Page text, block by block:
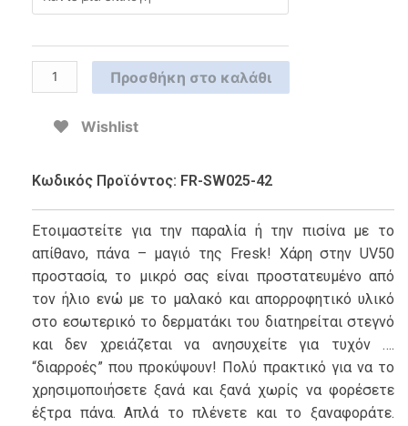
Προσθήκη στο καλάθι
Wishlist
Κωδικός Προϊόντος: FR-SW025-42
Ετοιμαστείτε για την παραλία ή την πισίνα με το
απίθανο, πάνα – μαγιό της Fresk! Χάρη στην UV50
προστασία, το μικρό σας είναι προστατευμένο από
τον ήλιο ενώ με το μαλακό και απορροφητικό υλικό
στο εσωτερικό το δερματάκι του διατηρείται στεγνό
και δεν χρειάζεται να ανησυχείτε για τυχόν ….
“διαρροές” που προκύψουν! Πολύ πρακτικό για να το
χρησιμοποιήσετε ξανά και ξανά χωρίς να φορέσετε
έξτρα πάνα. Απλά το πλένετε και το ξαναφοράτε.